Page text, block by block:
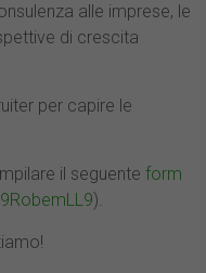
alle imprese, le
di crescita
per capire le
il seguenteform
).